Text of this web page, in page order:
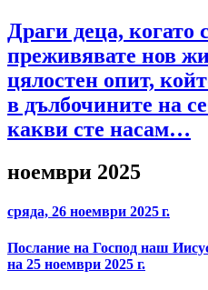
Драги деца, когато
преживявате нов
цялостен опит,
в дълбочините на
какви сте насам…
ноември 2025
сряда, 26 ноември 2025 г.
Послание на Господ наш
на 25 ноември 2025 г.